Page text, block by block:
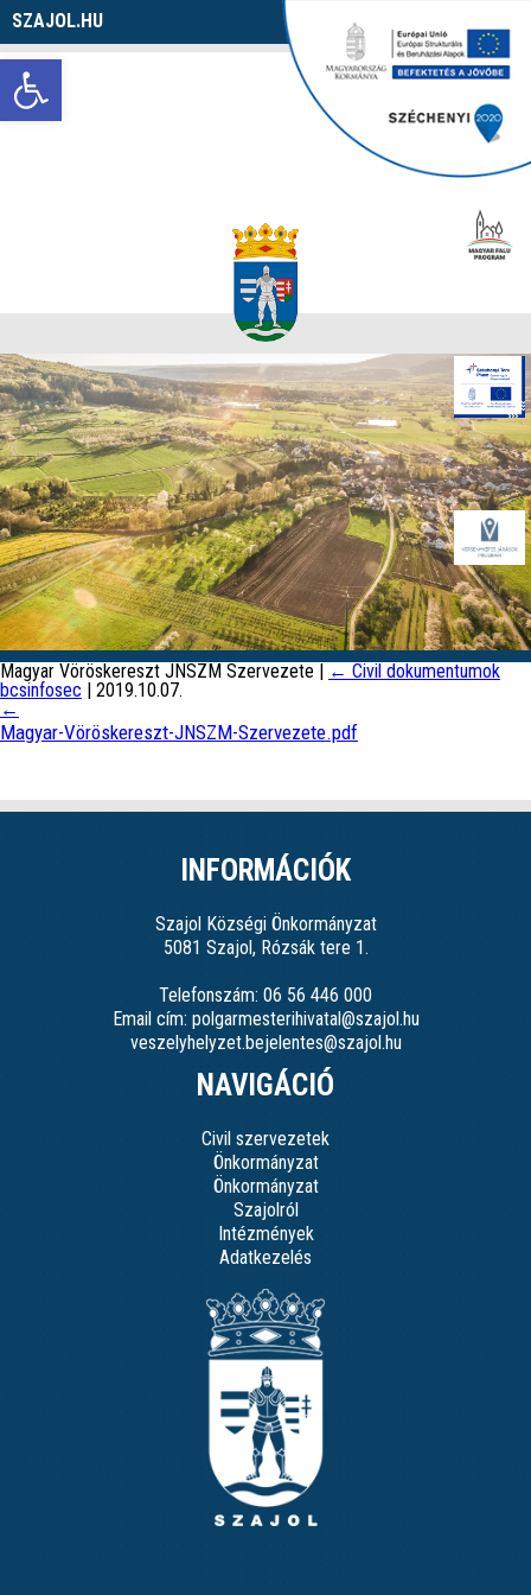
Eszköztár megnyitása
SZAJOL.HU
Magyar Vöröskereszt JNSZM Szervezete | ← Civil dokumentumok
bcsinfosec | 2019.10.07.
←
Magyar-Vöröskereszt-JNSZM-Szervezete.pdf
INFORMÁCIÓK
Szajol Községi Önkormányzat
5081 Szajol, Rózsák tere 1.
Telefonszám: 06 56 446 000
Email cím: polgarmesterihivatal@szajol.hu
veszelyhelyzet.bejelentes@szajol.hu
NAVIGÁCIÓ
Civil szervezetek
Önkormányzat
Önkormányzat
Szajolról
Intézmények
Adatkezelés